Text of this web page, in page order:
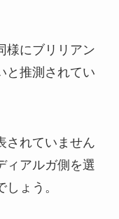
様にブリリアン
と推測されてい
されていません
ィアルガ側を選
ょう。